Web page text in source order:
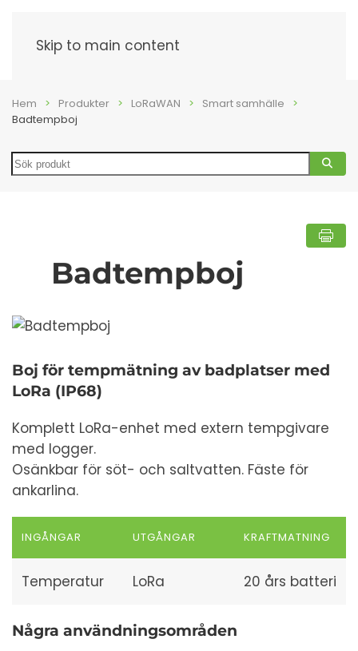
Skip to main content
Hem Produkter LoRaWAN
Smart samhälle
Badtempboj
Search
Badtempboj
Boj för tempmätning av badplatser med
LoRa (IP68)
Komplett LoRa-enhet med extern tempgivare
med logger.
Osänkbar för söt- och saltvatten. Fäste för
ankarlina.
INGÅNGAR UTGÅNGAR KRAFTMATNING
Temperatur LoRa 20 års batteri
Några användningsområden